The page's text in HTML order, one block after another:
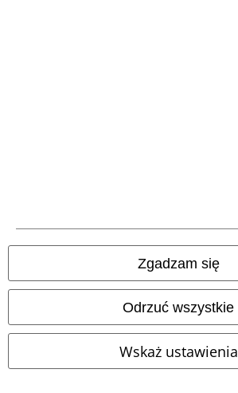
Zgadzam się
Odrzuć wszystkie
Wskaż ustawienia